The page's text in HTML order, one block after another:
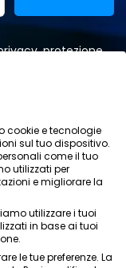
,protezione
sulla privacy
Condizioni generali
Politica sui cookies
Politica di sicurezza
Contatti
cookie e tecnologie
sul tuo dispositivo.
come il tuo
utilizzati per
e migliorare la
utilizzare i tuoi
in base ai tuoi
le tue preferenze. La